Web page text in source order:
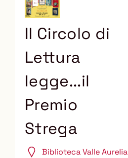
Il Circolo di
Lettura
legge...il
Premio
Strega
Biblioteca Valle Aurelia